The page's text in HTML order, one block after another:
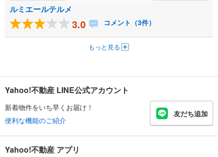
ルミエールテルメ
3.0 コメント（3件）
もっと見る
Yahoo!不動産 LINE公式アカウント
新着物件をいち早くお届け！
便利な機能のご紹介
友だち追加
Yahoo!不動産 アプリ